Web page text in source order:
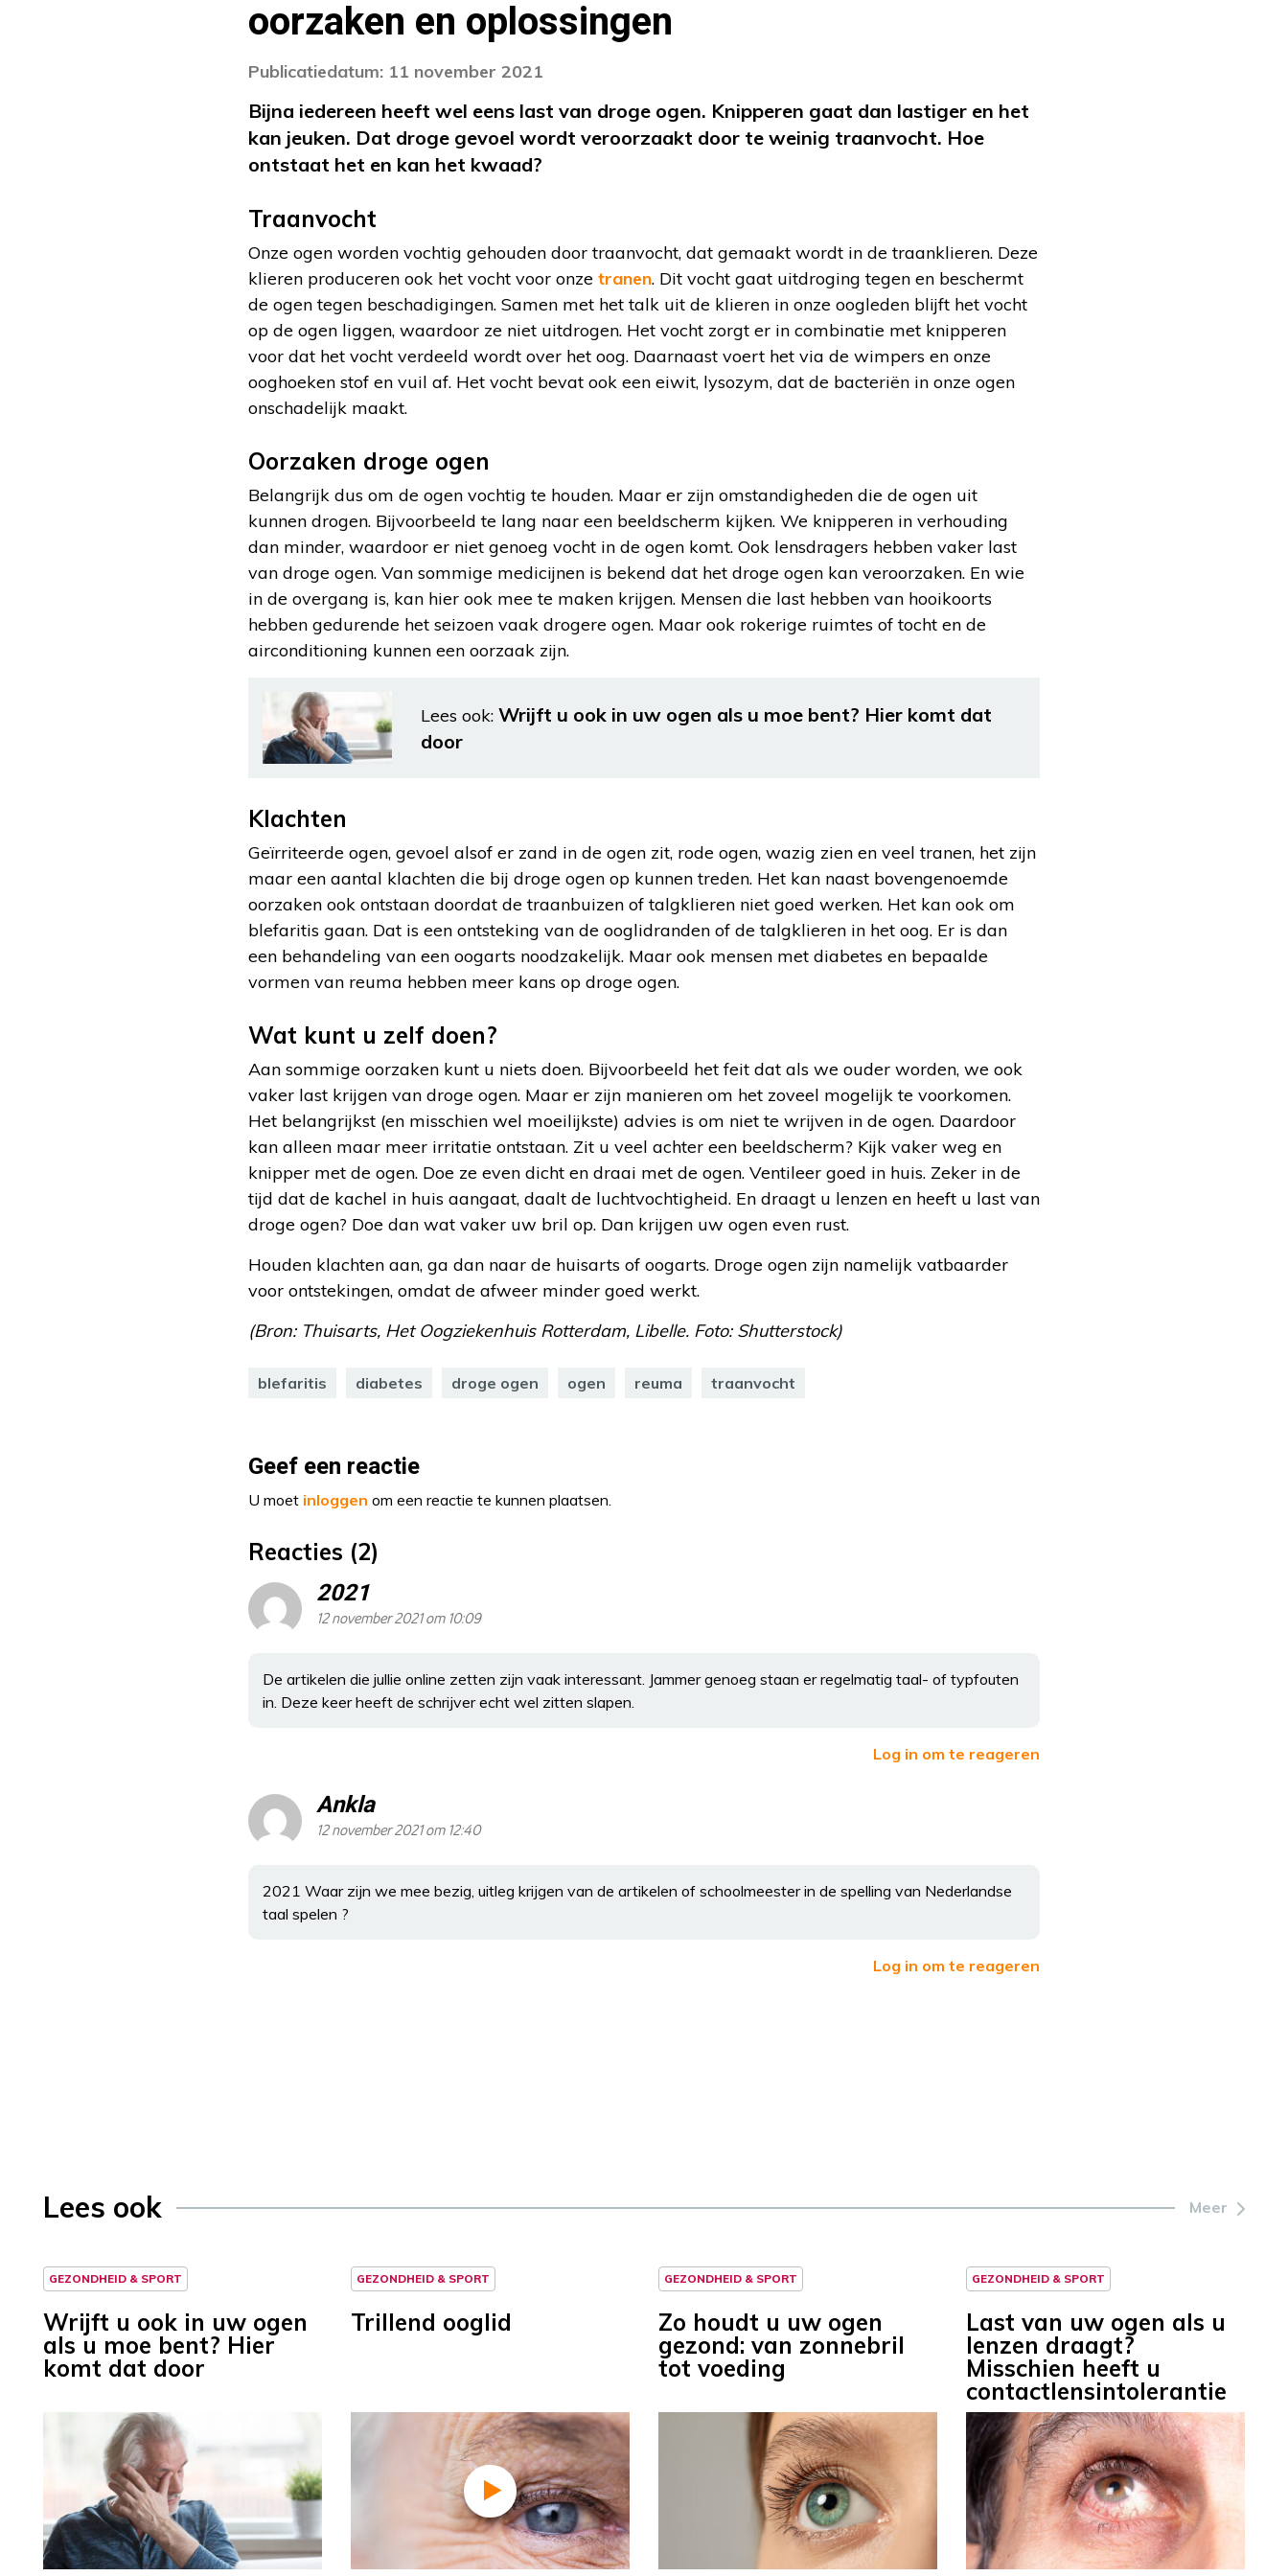
oorzaken en oplossingen
Publicatiedatum: 11 november 2021
Bijna iedereen heeft wel eens last van droge ogen. Knipperen gaat dan lastiger en het
kan jeuken. Dat droge gevoel wordt veroorzaakt door te weinig traanvocht. Hoe
ontstaat het en kan het kwaad?
Traanvocht
Onze ogen worden vochtig gehouden door traanvocht, dat gemaakt wordt in de traanklieren. Deze
klieren produceren ook het vocht voor onze tranen. Dit vocht gaat uitdroging tegen en beschermt
de ogen tegen beschadigingen. Samen met het talk uit de klieren in onze oogleden blijft het vocht
op de ogen liggen, waardoor ze niet uitdrogen. Het vocht zorgt er in combinatie met knipperen
voor dat het vocht verdeeld wordt over het oog. Daarnaast voert het via de wimpers en onze
ooghoeken stof en vuil af. Het vocht bevat ook een eiwit, lysozym, dat de bacteriën in onze ogen
onschadelijk maakt.
Oorzaken droge ogen
Belangrijk dus om de ogen vochtig te houden. Maar er zijn omstandigheden die de ogen uit
kunnen drogen. Bijvoorbeeld te lang naar een beeldscherm kijken. We knipperen in verhouding
dan minder, waardoor er niet genoeg vocht in de ogen komt. Ook lensdragers hebben vaker last
van droge ogen. Van sommige medicijnen is bekend dat het droge ogen kan veroorzaken. En wie
in de overgang is, kan hier ook mee te maken krijgen. Mensen die last hebben van hooikoorts
hebben gedurende het seizoen vaak drogere ogen. Maar ook rokerige ruimtes of tocht en de
airconditioning kunnen een oorzaak zijn.
Lees ook: Wrijft u ook in uw ogen als u moe bent? Hier komt dat
door
Klachten
Geïrriteerde ogen, gevoel alsof er zand in de ogen zit, rode ogen, wazig zien en veel tranen, het zijn
maar een aantal klachten die bij droge ogen op kunnen treden. Het kan naast bovengenoemde
oorzaken ook ontstaan doordat de traanbuizen of talgklieren niet goed werken. Het kan ook om
blefaritis gaan. Dat is een ontsteking van de ooglidranden of de talgklieren in het oog. Er is dan
een behandeling van een oogarts noodzakelijk. Maar ook mensen met diabetes en bepaalde
vormen van reuma hebben meer kans op droge ogen.
Wat kunt u zelf doen?
Aan sommige oorzaken kunt u niets doen. Bijvoorbeeld het feit dat als we ouder worden, we ook
vaker last krijgen van droge ogen. Maar er zijn manieren om het zoveel mogelijk te voorkomen.
Het belangrijkst (en misschien wel moeilijkste) advies is om niet te wrijven in de ogen. Daardoor
kan alleen maar meer irritatie ontstaan. Zit u veel achter een beeldscherm? Kijk vaker weg en
knipper met de ogen. Doe ze even dicht en draai met de ogen. Ventileer goed in huis. Zeker in de
tijd dat de kachel in huis aangaat, daalt de luchtvochtigheid. En draagt u lenzen en heeft u last van
droge ogen? Doe dan wat vaker uw bril op. Dan krijgen uw ogen even rust.
Houden klachten aan, ga dan naar de huisarts of oogarts. Droge ogen zijn namelijk vatbaarder
voor ontstekingen, omdat de afweer minder goed werkt.
(Bron: Thuisarts, Het Oogziekenhuis Rotterdam, Libelle. Foto: Shutterstock)
blefaritis diabetes droge ogen ogen reuma traanvocht
Geef een reactie
U moet inloggen om een reactie te kunnen plaatsen.
Reacties (2)
2021
12 november 2021 om 10:09
De artikelen die jullie online zetten zijn vaak interessant. Jammer genoeg staan er regelmatig taal- of typfouten
in. Deze keer heeft de schrijver echt wel zitten slapen.
Log in om te reageren
Ankla
12 november 2021 om 12:40
2021 Waar zijn we mee bezig, uitleg krijgen van de artikelen of schoolmeester in de spelling van Nederlandse
taal spelen ?
Log in om te reageren
Lees ook Meer
GEZONDHEID & SPORT
Wrijft u ook in uw ogen
als u moe bent? Hier
komt dat door
GEZONDHEID & SPORT
Trillend ooglid
GEZONDHEID & SPORT
Zo houdt u uw ogen
gezond: van zonnebril
tot voeding
GEZONDHEID & SPORT
Last van uw ogen als u
lenzen draagt?
Misschien heeft u
contactlensintolerantie